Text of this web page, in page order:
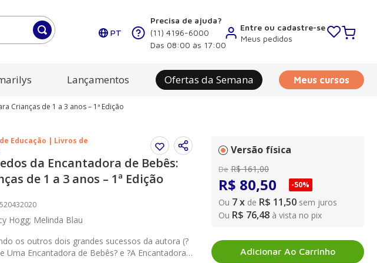
PT
Precisa de ajuda?
(11) 4196-6000
Das 08:00 às 17:00
Entre ou cadastre-se
Meus pedidos
Lançamentos Ofertas da Semana Meus cursos
Crianças de 1 a 3 anos – 1ª Edição
Educação | Livros de
da Encantadora de Bebês:
de 1 a 3 anos – 1ª Edição
Hogg; Melinda Blau
os outros dois grandes sucessos da autora (?
Uma Encantadora de Bebês? e ?A Encantadora
Versão física
De R$ 161,00
R$ 80,50
Ou 7x de R$ 11,50 sem juros
-50%
Ou R$ 76,48 à vista no pix
Adicionar Ao Carrinho